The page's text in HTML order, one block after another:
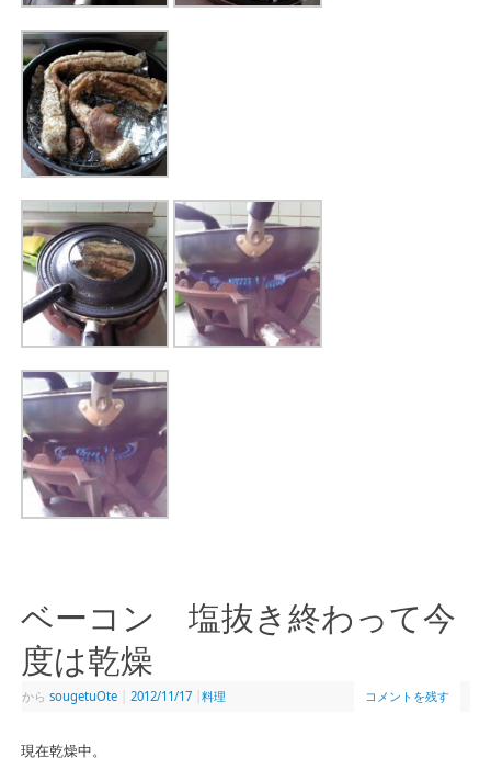
ベーコン 塩抜き終わって今
度は乾燥
から sougetuOte 2012/11/17 料理 コメントを残す
現在乾燥中。